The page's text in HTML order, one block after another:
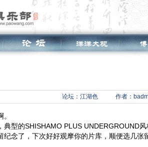
论坛： 江湖色 作者：
典型的SHISHAMO PLUS UNDERGROUND
纪念了，下次好好观摩你的片库，顺便选几张